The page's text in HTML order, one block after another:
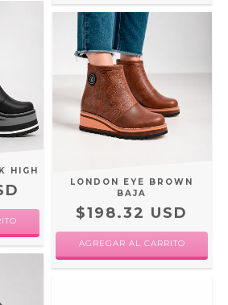
HIGH
LONDON EYE BROWN
BAJA
$198.32 USD
AGREGAR AL CARRITO